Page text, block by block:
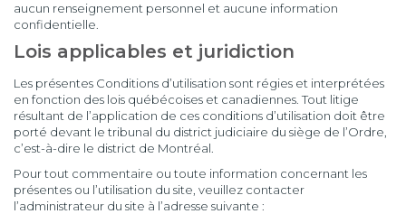
aucun renseignement personnel et aucune information
confidentielle.
Lois applicables et juridiction
Les présentes Conditions d’utilisation sont régies et interprétées
en fonction des lois québécoises et canadiennes. Tout litige
résultant de l’application de ces conditions d’utilisation doit être
porté devant le tribunal du district judiciaire du siège de l’Ordre,
c’est-à-dire le district de Montréal.
Pour tout commentaire ou toute information concernant les
présentes ou l’utilisation du site, veuillez contacter
l’administrateur du site à l’adresse suivante :